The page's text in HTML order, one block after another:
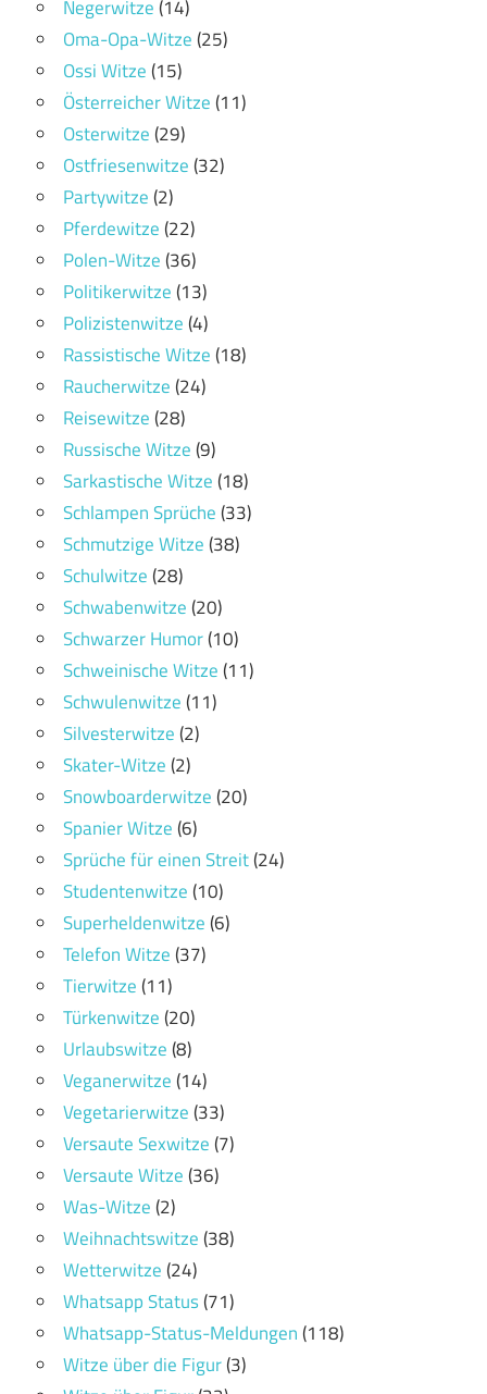
Negerwitze(14)
Oma-Opa-Witze(25)
Ossi Witze(15)
Österreicher Witze(11)
Osterwitze(29)
Ostfriesenwitze(32)
Partywitze(2)
Pferdewitze(22)
Polen-Witze(36)
Politikerwitze(13)
Polizistenwitze(4)
Rassistische Witze(18)
Raucherwitze(24)
Reisewitze(28)
Russische Witze(9)
Sarkastische Witze(18)
Schlampen Sprüche(33)
Schmutzige Witze(38)
Schulwitze(28)
Schwabenwitze(20)
Schwarzer Humor(10)
Schweinische Witze(11)
Schwulenwitze(11)
Silvesterwitze(2)
Skater-Witze(2)
Snowboarderwitze(20)
Spanier Witze(6)
Sprüche für einen Streit(24)
Studentenwitze(10)
Superheldenwitze(6)
Telefon Witze(37)
Tierwitze(11)
Türkenwitze(20)
Urlaubswitze(8)
Veganerwitze(14)
Vegetarierwitze(33)
Versaute Sexwitze(7)
Versaute Witze(36)
Was-Witze(2)
Weihnachtswitze(38)
Wetterwitze(24)
Whatsapp Status(71)
Whatsapp-Status-Meldungen(118)
Witze über die Figur(3)